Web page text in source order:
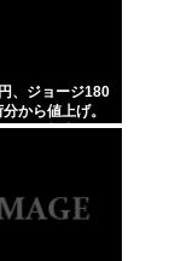
、ジョージ180
から値上げ。
とか意味不明